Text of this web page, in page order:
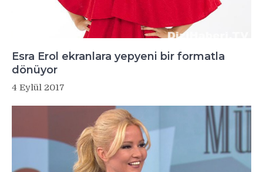
Esra Erol ekranlara yepyeni bir formatla
dönüyor
4 Eylül 2017